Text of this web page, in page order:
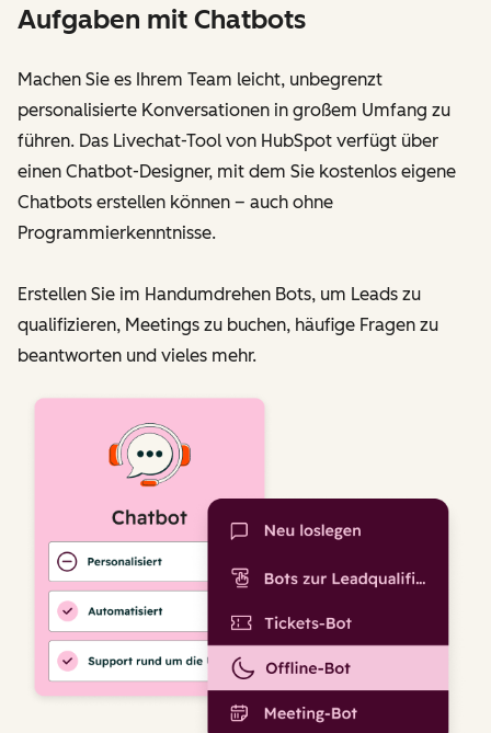
Aufgaben mit Chatbots
Machen Sie es Ihrem Team leicht, unbegrenzt
personalisierte Konversationen in großem Umfang zu
führen. Das Livechat-Tool von HubSpot verfügt über
einen Chatbot-Designer, mit dem Sie kostenlos eigene
Chatbots erstellen können – auch ohne
Programmierkenntnisse.
Erstellen Sie im Handumdrehen Bots, um Leads zu
qualifizieren, Meetings zu buchen, häufige Fragen zu
beantworten und vieles mehr.